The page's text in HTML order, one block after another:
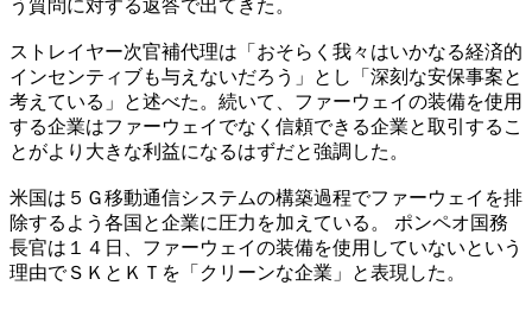
う質問に対する返答で出てきた。
ストレイヤー次官補代理は「おそらく我々はいかなる経済的
インセンティブも与えないだろう」とし「深刻な安保事案と
考えている」と述べた。続いて、ファーウェイの装備を使用
する企業はファーウェイでなく信頼できる企業と取引するこ
とがより大きな利益になるはずだと強調した。
米国は５Ｇ移動通信システムの構築過程でファーウェイを排
除するよう各国と企業に圧力を加えている。 ポンペオ国務
長官は１４日、ファーウェイの装備を使用していないという
理由でＳＫとＫＴを「クリーンな企業」と表現した。